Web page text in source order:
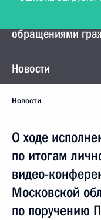
Управление
обращениями
Новости
Новости
О ходе
по итогам
видео-
Московской
по поручению